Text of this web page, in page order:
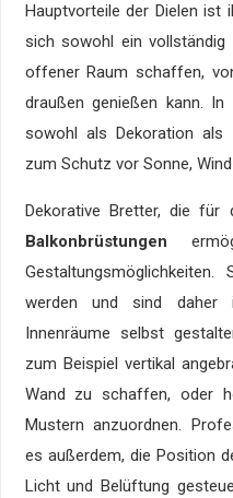
Hauptvorteile der Dielen ist
sich sowohl ein
offener Raum schaffen,
draußen genießen kann. In
sowohl als Dekoration als
zum Schutz vor Sonne,
Dekorative Bretter, die für
Balkonbrüstungen
werden und sind daher
Innenräume selbst
zum Beispiel vertikal
Wand zu schaffen, oder
Mustern anzuordnen.
es außerdem, die Position
Licht und Belüftung